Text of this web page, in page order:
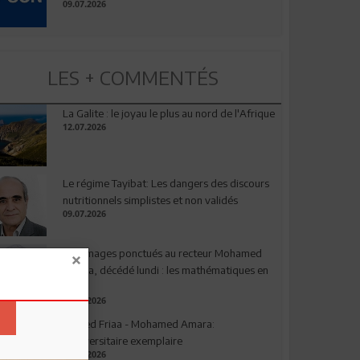
09.07.2026
LES + COMMENTÉS
La Galite : le joyau le plus au nord de l'Afrique
12.07.2026
Le régime Tayibat: Les dangers des discours
nutritionnels simplistes et non validés
09.07.2026
Hommages ponctués au recteur Mohamed
Amara, décédé lundi : les mathématiques en
03.08.2026
Ahmed Friaa - Mohamed Amara:
l’Universitaire exemplaire
04.08.2026